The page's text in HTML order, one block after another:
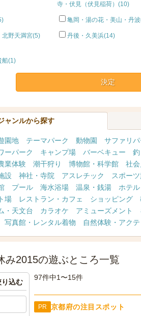
寺・伏見（伏見稲荷）(10)
亀岡・湯の花・美山・丹
北野天満宮(5) 丹後・久美浜(14)
船(1)
決定
ャンルから探す
園地 テーマパーク 動物園 サファリパ
ーパーク
キャンプ場 バーベキュー 釣
業体験 潮干狩り 博物館・科学館 社
設 神社・寺院 アスレチック スポー
プール 海水浴場 温泉・銭湯 ホテ
場
レストラン・カフェ ショッピング
・天文台
カラオケ アミューズメント
写真館・レンタル着物 自然体験・アク
み2015の遊ぶところ一覧
97件中1〜15件
PR 京都府の注目スポット
込む